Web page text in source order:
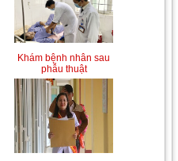
Khám bệnh nhân sau
phẫu thuật